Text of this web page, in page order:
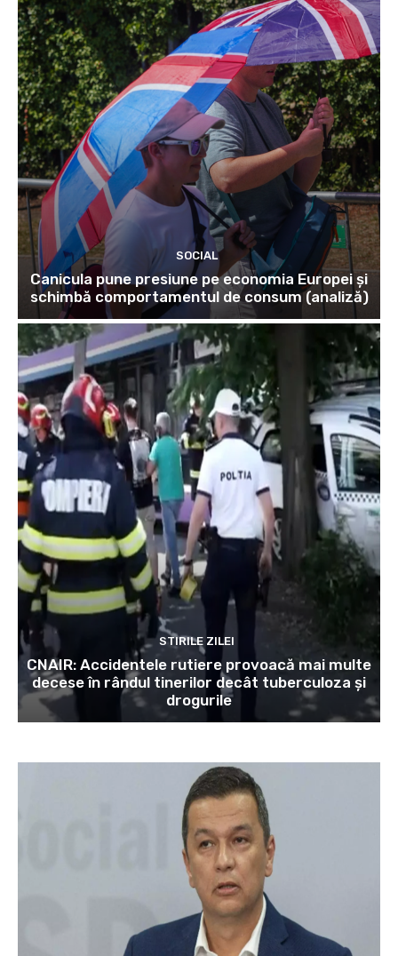
SOCIAL
Canicula pune presiune pe economia Europei și
schimbă comportamentul de consum (analiză)
STIRILE ZILEI
CNAIR: Accidentele rutiere provoacă mai multe
decese în rândul tinerilor decât tuberculoza și
drogurile